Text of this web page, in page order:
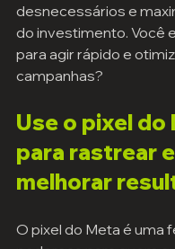
desnecessários e
do investimento. Você
para agir rápido e
campanhas?
Use o pixel do
para rastrear e
melhorar
O pixel do Meta é uma